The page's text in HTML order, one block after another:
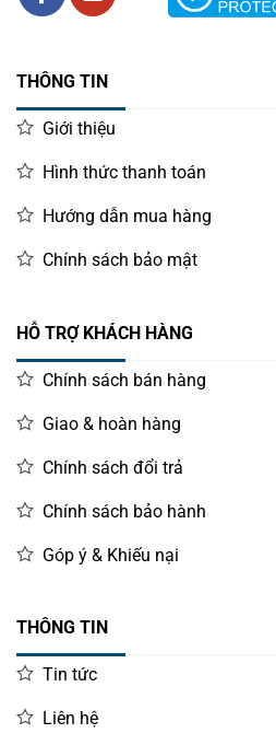
THÔNG TIN
Giới thiệu
Hình thức thanh toán
Hướng dẫn mua hàng
Chính sách bảo mật
HỖ TRỢ KHÁCH HÀNG
Chính sách bán hàng
Giao & hoàn hàng
Chính sách đổi trả
Chính sách bảo hành
Góp ý & Khiếu nại
THÔNG TIN
Tin tức
Liên hệ